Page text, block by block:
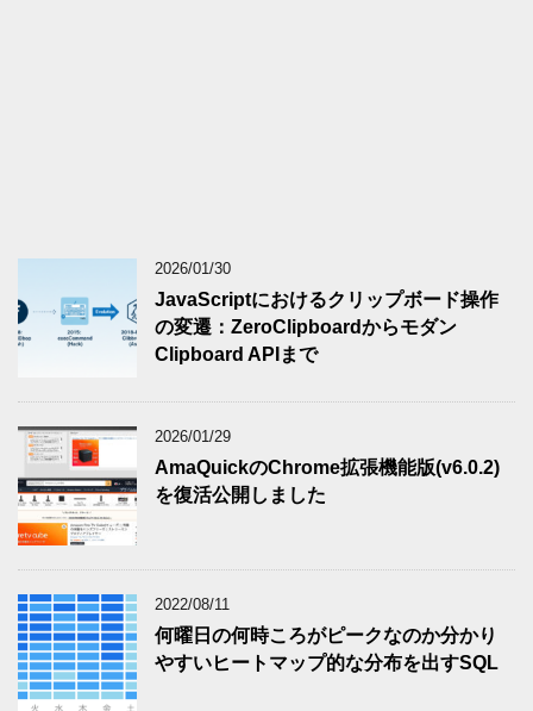
2026/01/30
JavaScriptにおけるクリップボード操作
の変遷：ZeroClipboardからモダン
Clipboard APIまで
2026/01/29
AmaQuickのChrome拡張機能版(v6.0.2)
を復活公開しました
2022/08/11
何曜日の何時ころがピークなのか分かり
やすいヒートマップ的な分布を出すSQL